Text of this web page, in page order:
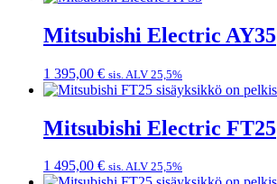
Mitsubishi Electric AY35
1 395,00 € sis. ALV 25,5%
Mitsubishi Electric FT25
1 495,00 € sis. ALV 25,5%